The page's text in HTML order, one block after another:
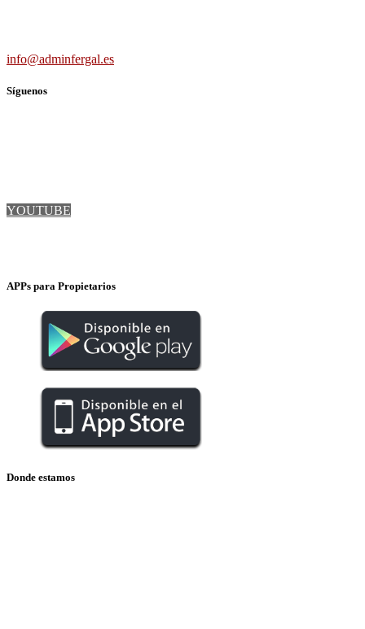
info@adminfergal.es
Síguenos
YOUTUBE
APPs para Propietarios
Donde estamos